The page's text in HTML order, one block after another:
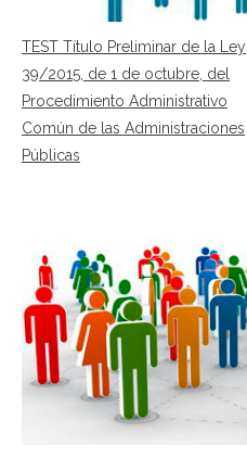
TEST Título Preliminar de la Ley
39/2015, de 1 de octubre, del
Procedimiento Administrativo
Común de las Administraciones
Públicas